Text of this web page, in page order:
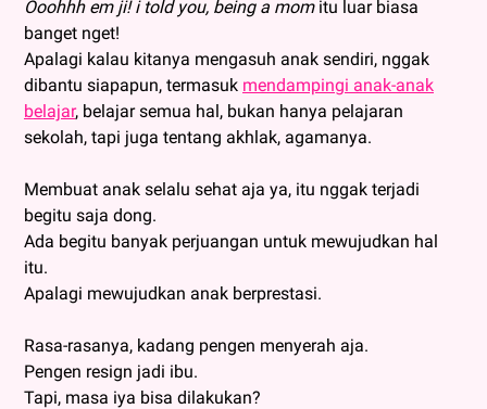
Ooohhh em ji! i told you, being a mom itu luar biasa
banget nget!
Apalagi kalau kitanya mengasuh anak sendiri, nggak
dibantu siapapun, termasuk mendampingi anak-anak
belajar, belajar semua hal, bukan hanya pelajaran
sekolah, tapi juga tentang akhlak, agamanya.
Membuat anak selalu sehat aja ya, itu nggak terjadi
begitu saja dong.
Ada begitu banyak perjuangan untuk mewujudkan hal
itu.
Apalagi mewujudkan anak berprestasi.
Rasa-rasanya, kadang pengen menyerah aja.
Pengen resign jadi ibu.
Tapi, masa iya bisa dilakukan?